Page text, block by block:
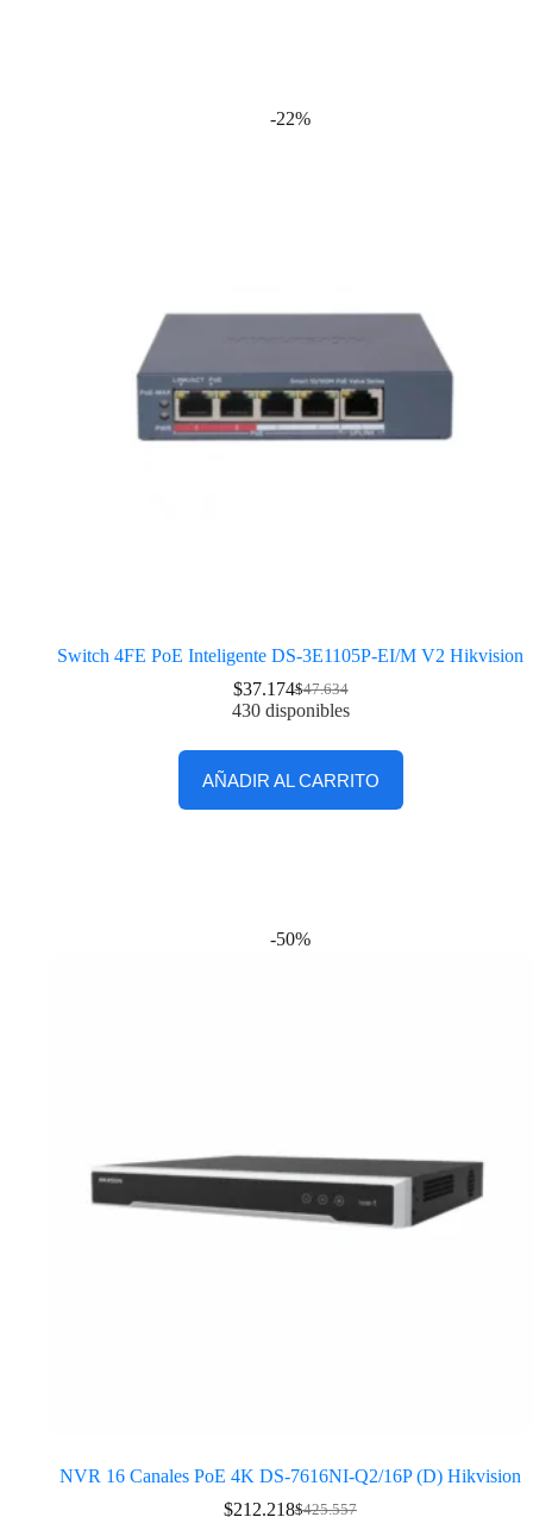
-22%
Switch 4FE PoE Inteligente DS-3E1105P-EI/M V2 Hikvision
$47.634
$37.174
430 disponibles
AÑADIR AL CARRITO
-50%
NVR 16 Canales PoE 4K DS-7616NI-Q2/16P (D) Hikvision
$425.557
$212.218